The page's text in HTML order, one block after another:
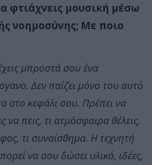
φτιάχνεις μουσική μέσω
νοημοσύνης; Με ποιο
μπροστά σου ένα
Δεν παίζει μόνο του αυτό
στο κεφάλι σου. Πρέπει να
να πεις, τι ατμόσφαιρα θέλεις,
τι συναίσθημα. Η τεχνητή
να σου δώσει υλικό, ιδέες,